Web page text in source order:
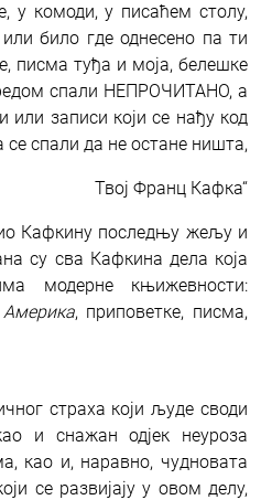
у комоди, у писаћем столу,
било где однесено па ти
писма туђа и моја, белешке
спали НЕПРОЧИТАНО, а
или записи који се нађу код
се спали да не остане ништа,
Твој Франц Кафка“
Кафкину последњу жељу и
су сва Кафкина дела која
модерне књижевности:
Америка, приповетке, писма,
страха који људе своди
и снажан одјек неуроза
као и, наравно, чудновата
се развијају у овом делу,